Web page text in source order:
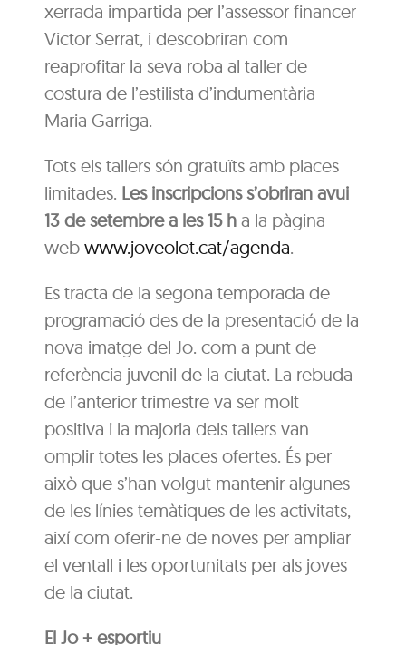
xerrada impartida per l’assessor financer
Victor Serrat, i descobriran com
reaprofitar la seva roba al taller de
costura de l’estilista d’indumentària
Maria Garriga.
Tots els tallers són gratuïts amb places
limitades. Les inscripcions s’obriran avui
13 de setembre a les 15 h a la pàgina
webwww.joveolot.cat/agenda.
Es tracta de la segona temporada de
programació des de la presentació de la
nova imatge del Jo. com a punt de
referència juvenil de la ciutat. La rebuda
de l’anterior trimestre va ser molt
positiva i la majoria dels tallers van
omplir totes les places ofertes. És per
això que s’han volgut mantenir algunes
de les línies temàtiques de les activitats,
així com oferir-ne de noves per ampliar
el ventall i les oportunitats per als joves
de la ciutat.
El Jo + esportiu